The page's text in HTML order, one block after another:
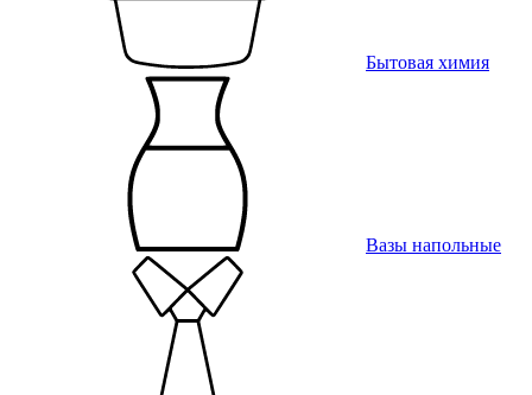
Бытовая химия
Вазы напольные